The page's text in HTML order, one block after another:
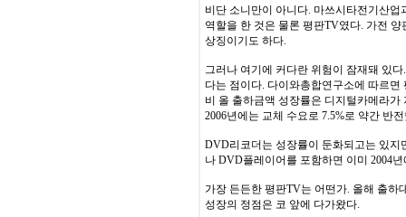
비단 소니만이 아니다. 마쓰시타전기산
역할을 한 것은 물론 평판TV였다. 가전
상징이기도 하다.
그러나 여기에 커다란 위험이 잠재돼 있
다는 점이다. 다이와총합연구소에 따르
비 올 출하금액 성장률은 디지털카메라가
2006년에는 교체 수요로 7.5%로 약간 반
DVD리코더는 성장률이 둔화되고는 있지
나 DVD플레이어를 포함하면 이미 2004
가장 든든한 평판TV는 어떤가. 올해 출하
성장의 정점은 코 앞에 다가왔다.